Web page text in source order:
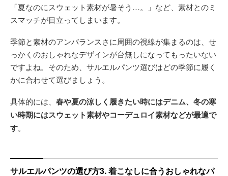
「夏なのにスウェット素材が暑そう…。」など、素材とのミ
スマッチが目立ってしまいます。
季節と素材のアンバランスさに周囲の視線が集まるのは、せ
っかくのおしゃれなデザインが台無しになってもったいない
ですよね。そのため、サルエルパンツ選びはどの季節に履く
かに合わせて選びましょう。
具体的には、 春や夏の涼しく履きたい時にはデニム、冬の寒
い時期にはスウェット素材やコーデュロイ素材などが最適で
す。
サルエルパンツの選び方3. 着こなしに合うおしゃれなパ